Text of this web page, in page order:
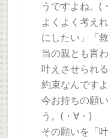
うですよね。(
よくよく考え
にしたい」「
当の親とも言
叶えさせられ
約束なんですよ
今お持ちの願
う。(・∀・)
その願いを「